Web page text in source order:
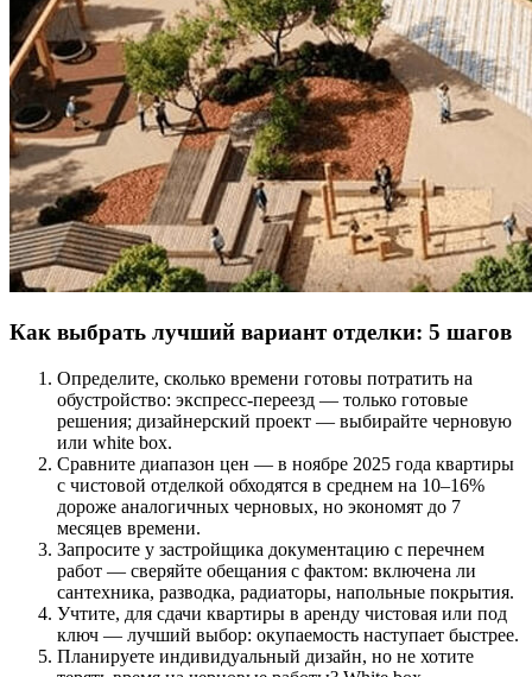
Как выбрать лучший вариант отделки: 5 шагов
Определите, сколько времени готовы потратить на
обустройство: экспресс-переезд — только готовые
решения; дизайнерский проект — выбирайте черновую
или white box.
Сравните диапазон цен — в ноябре 2025 года квартиры
с чистовой отделкой обходятся в среднем на 10–16%
дороже аналогичных черновых, но экономят до 7
месяцев времени.
Запросите у застройщика документацию с перечнем
работ — сверяйте обещания с фактом: включена ли
сантехника, разводка, радиаторы, напольные покрытия.
Учтите, для сдачи квартиры в аренду чистовая или под
ключ — лучший выбор: окупаемость наступает быстрее.
Планируете индивидуальный дизайн, но не хотите